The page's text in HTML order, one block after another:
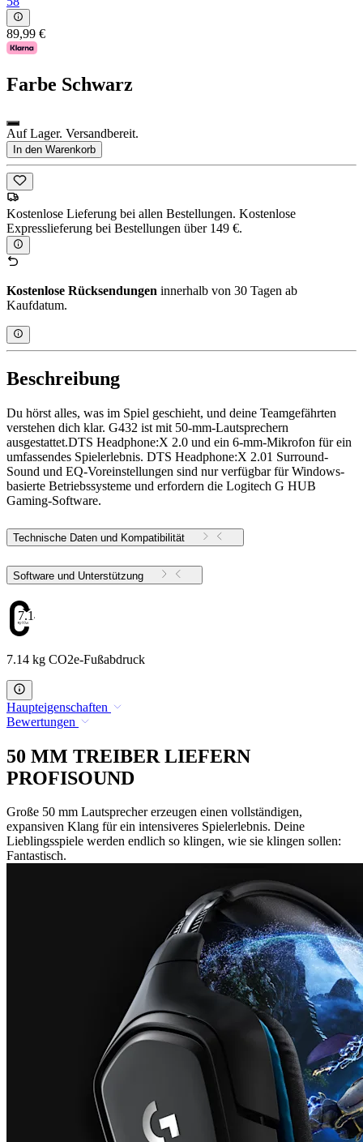
89,99 €
Farbe Schwarz
Auf Lager. Versandbereit.
In den Warenkorb
Kostenlose Lieferung bei allen Bestellungen. Kostenlose
Expresslieferung bei Bestellungen über 149 €.
Kostenlose Rücksendungen innerhalb von 30 Tagen ab
Kaufdatum.
Beschreibung
Du hörst alles, was im Spiel geschieht, und deine Teamgefährten
verstehen dich klar. G432 ist mit 50-mm-Lautsprechern
ausgestattet.DTS Headphone:X 2.0 und ein 6-mm-Mikrofon für ein
umfassendes Spielerlebnis. DTS Headphone:X 2.01 Surround-
Sound und EQ-Voreinstellungen sind nur verfügbar für Windows-
basierte Betriebssysteme und erfordern die Logitech G HUB
Gaming-Software.
Technische Daten und Kompatibilität
Software und Unterstützung
7.14
7.14 kg CO2e-Fußabdruck
Haupteigenschaften
Bewertungen
50 MM TREIBER LIEFERN
PROFISOUND
Große 50 mm Lautsprecher erzeugen einen vollständigen,
expansiven Klang für ein intensiveres Spielerlebnis. Deine
Lieblingsspiele werden endlich so klingen, wie sie klingen sollen:
Fantastisch.